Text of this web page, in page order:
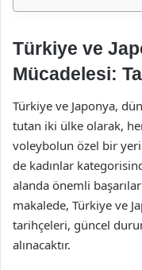
Türkiye ve
Mücadelesi:
Türkiye ve Japonya,
tutan iki ülke olarak,
voleybolun özel bir
de kadınlar
alanda önemli
makalede, Türkiye ve
tarihçeleri, güncel
alınacaktır.